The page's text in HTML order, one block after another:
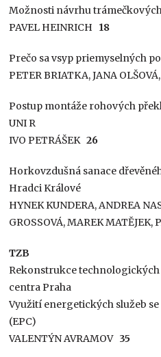
Možnosti návrhu
PAVEL HEINRICH 18
Prečo sa vsyp priemyselných
PETER BRIATKA, JANA
Postup montáže rohových
UNI R
IVO PETRÁŠEK26
Horkovzdušná sanace
Hradci Králové
HYNEK KUNDERA, ANDREA
GROSSOVÁ, MAREK MATĚJEK,
TZB
Rekonstrukce
centra Praha
Využití energetických služeb
(EPC)
VALENTÝN AVRAMOV 35